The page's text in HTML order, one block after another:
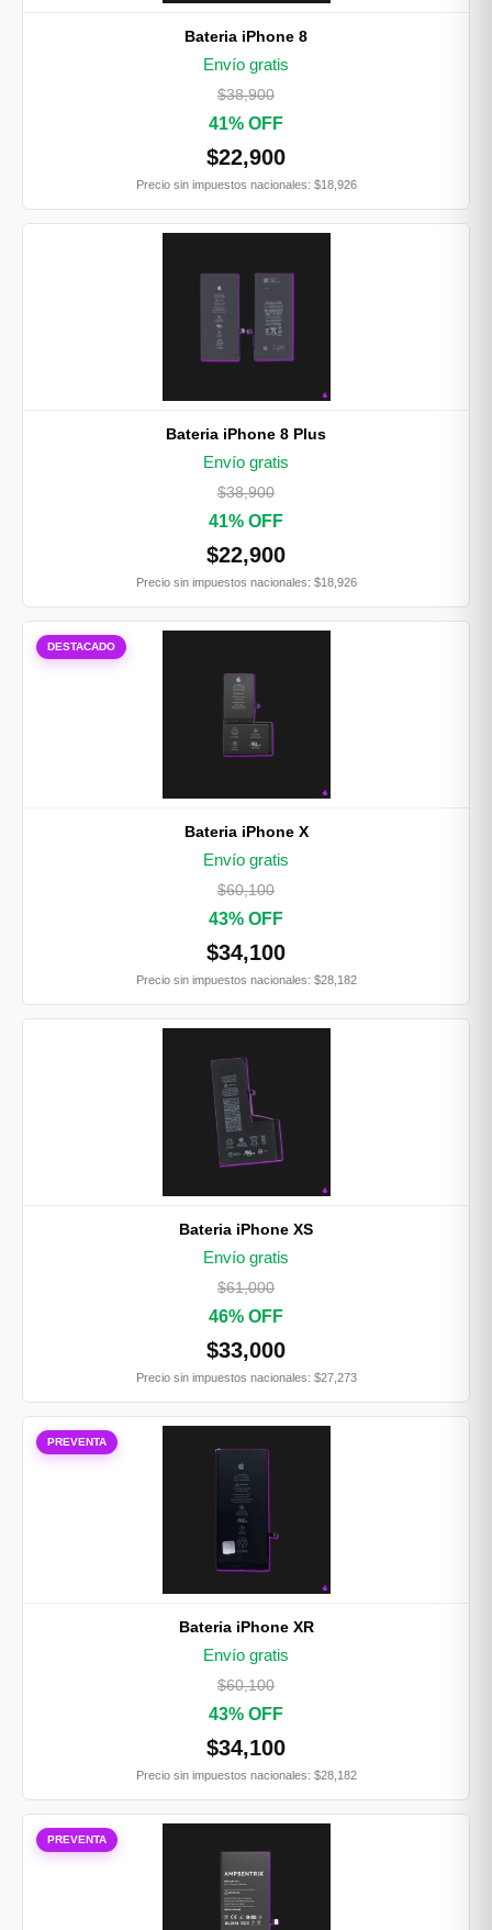
Bateria iPhone 8
Envío gratis
$38,900
41% OFF
$22,900
Precio sin impuestos nacionales: $18,926
Bateria iPhone 8 Plus
Envío gratis
$38,900
41% OFF
$22,900
Precio sin impuestos nacionales: $18,926
DESTACADO
Bateria iPhone X
Envío gratis
$60,100
43% OFF
$34,100
Precio sin impuestos nacionales: $28,182
Bateria iPhone XS
Envío gratis
$61,000
46% OFF
$33,000
Precio sin impuestos nacionales: $27,273
PREVENTA
Bateria iPhone XR
Envío gratis
$60,100
43% OFF
$34,100
Precio sin impuestos nacionales: $28,182
PREVENTA